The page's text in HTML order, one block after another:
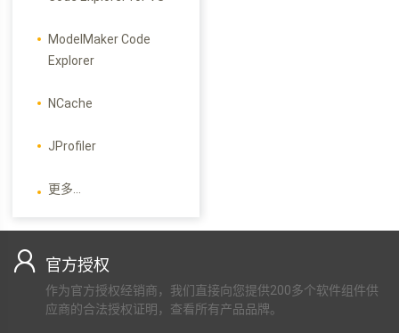
ModelMaker Code
Explorer
NCache
JProfiler
更多...
官方授权
作为官方授权经销商，我们直接向您提供200多个软件组件供
应商的合法授权证明，查看所有产品品牌。